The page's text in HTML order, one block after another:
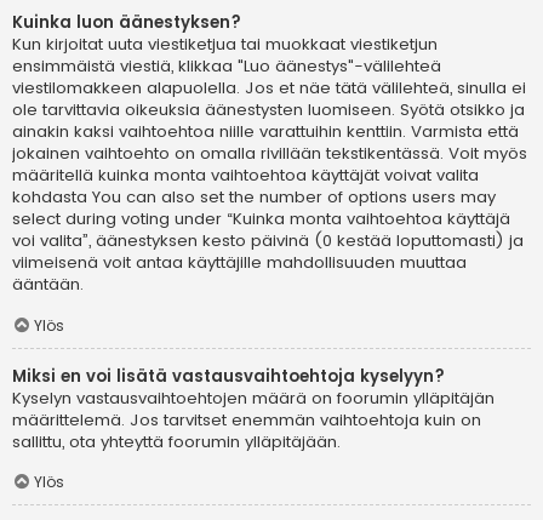
Kuinka luon äänestyksen?
Kun kirjoitat uuta viestiketjua tai muokkaat viestiketjun
ensimmäistä viestiä, klikkaa "Luo äänestys"-välilehteä
viestilomakkeen alapuolella. Jos et näe tätä välilehteä, sinulla ei
ole tarvittavia oikeuksia äänestysten luomiseen. Syötä otsikko ja
ainakin kaksi vaihtoehtoa niille varattuihin kenttiin. Varmista että
jokainen vaihtoehto on omalla rivillään tekstikentässä. Voit myös
määritellä kuinka monta vaihtoehtoa käyttäjät voivat valita
kohdasta You can also set the number of options users may
select during voting under “Kuinka monta vaihtoehtoa käyttäjä
voi valita”, äänestyksen kesto päivinä (0 kestää loputtomasti) ja
viimeisenä voit antaa käyttäjille mahdollisuuden muuttaa
ääntään.
Ylös
Miksi en voi lisätä vastausvaihtoehtoja kyselyyn?
Kyselyn vastausvaihtoehtojen määrä on foorumin ylläpitäjän
määrittelemä. Jos tarvitset enemmän vaihtoehtoja kuin on
sallittu, ota yhteyttä foorumin ylläpitäjään.
Ylös